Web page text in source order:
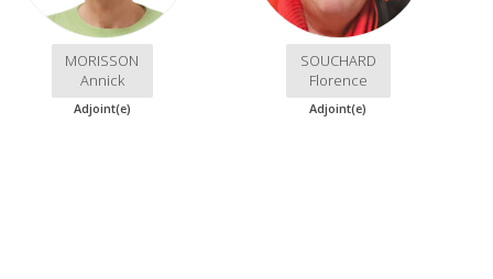
MORISSON
Annick
Adjoint(e)
SOUCHARD
Florence
Adjoint(e)